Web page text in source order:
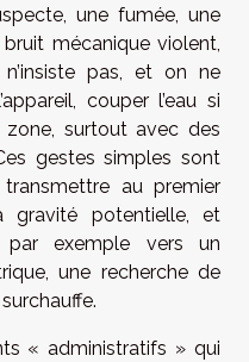
une fumée, une
mécanique violent,
pas, et on ne
couper l’eau si
zone, surtout avec des
gestes simples sont
au premier
potentielle, et
par exemple vers un
une recherche de
« administratifs » qui